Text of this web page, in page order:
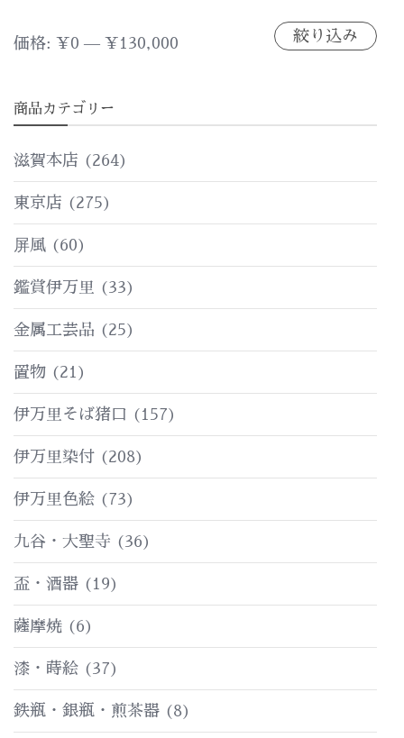
最
価
格
最
価
格
絞り込み
価格: ¥0 — ¥130,000
商品カテゴリー
滋賀本店 (264)
東京店 (275)
屏風 (60)
鑑賞伊万里 (33)
金属工芸品 (25)
置物 (21)
伊万里そば猪口 (157)
伊万里染付 (208)
伊万里色絵 (73)
九谷・大聖寺 (36)
盃・酒器 (19)
薩摩焼 (6)
漆・蒔絵 (37)
鉄瓶・銀瓶・煎茶器 (8)